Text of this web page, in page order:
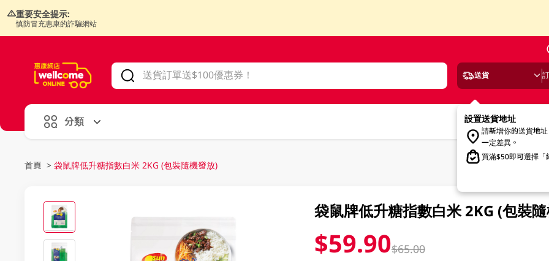
重要安全提示:
慎防冒充惠康的詐騙網站
送貨
設置送貨地址
請新增你的送貨地
一定差異。
買滿$50即可選擇「
分類
首頁 > 袋鼠牌低升糖指數白米 2KG (包裝隨機發放)
袋鼠牌低升糖指數白米 2KG (包裝
$59.90$65.00